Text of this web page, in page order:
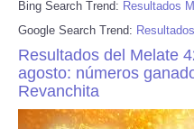
Bing Search Trend: Resultados
Google Search Trend:
Resultados del Melate
agosto: números
Revanchita